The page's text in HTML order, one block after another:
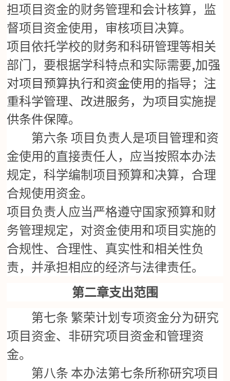
担项目资金的财务管理和会计核算，监
督项目资金使用，审核项目决算。
项目依托学校的财务和科研管理等相关
部门，要根据学科特点和实际需要,加强
对项目预算执行和资金使用的指导；注
重科学管理、改进服务，为项目实施提
供条件保障。
第六条 项目负责人是项目管理和资
金使用的直接责任人，应当按照本办法
规定，科学编制项目预算和决算，合理
合规使用资金。
项目负责人应当严格遵守国家预算和财
务管理规定，对资金使用和项目实施的
合规性、合理性、真实性和相关性负
责，并承担相应的经济与法律责任。
第二章支出范围
第七条 繁荣计划专项资金分为研究
项目资金、非研究项目资金和管理资
金。
第八条 本办法第七条所称研究项目